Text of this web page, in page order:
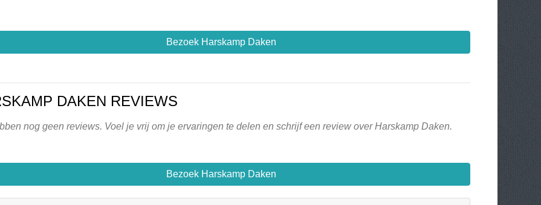
Bezoek Harskamp Daken
DAKEN REVIEWS
nog geen reviews. Voel je vrij om je ervaringen te delen en schrijf een review over Harskamp Daken.
Bezoek Harskamp Daken